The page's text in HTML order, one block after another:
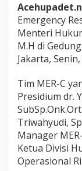
Emergency
Menteri
M.H di
Jakarta,
Tim MER-C
Presidium dr.
Triwahyudi,
Manager
Ketua Divisi
Operasional